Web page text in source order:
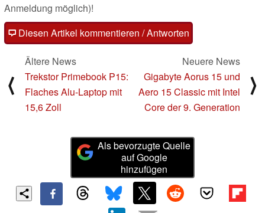
Anmeldung möglich)!
Diesen Artikel kommentieren / Antworten
⟨
Ältere News
Trekstor Primebook P15:
Flaches Alu-Laptop mit
15,6 Zoll
Neuere News
Gigabyte Aorus 15 und
Aero 15 Classic mit Intel
Core der 9. Generation
⟩
Als bevorzugte Quelle
auf Google
hinzufügen